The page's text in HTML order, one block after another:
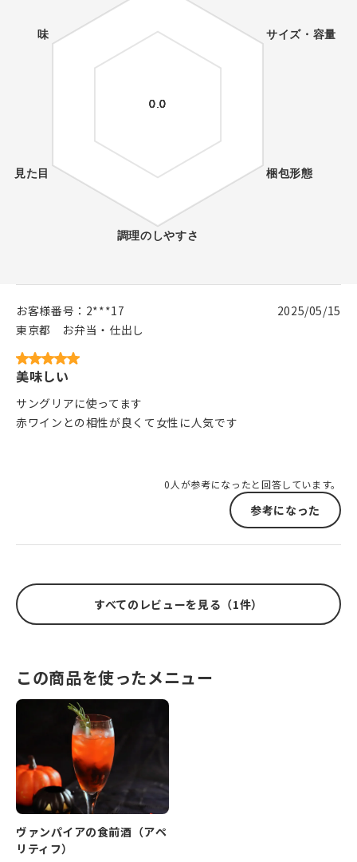
お客様番号： 2***17
東京都
お弁当・仕出し
2025/05/15
美味しい
サングリアに使ってます
赤ワインとの相性が良くて女性に人気です
0人が参考になったと回答しています。
参考になった
すべてのレビューを見る（1件）
この商品を使ったメニュー
ヴァンパイアの食前酒（アペ
リティフ）